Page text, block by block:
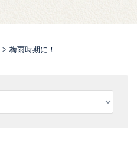
> 梅雨時期に！